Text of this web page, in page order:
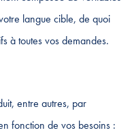
langue cible, de quoi
à toutes vos demandes.
entre autres, par
fonction de vos besoins :